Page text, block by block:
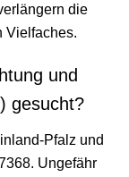
die
Vielfaches.
und
gesucht?
Pfalz und
Ungefähr